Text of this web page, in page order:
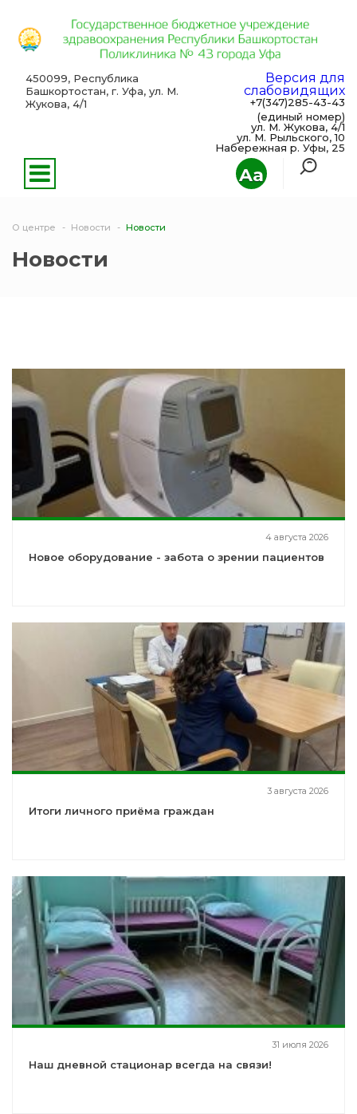
Aa
450099, Республика
Башкортостан, г. Уфа, ул. М.
Жукова, 4/1
Версия для
слабовидящих
+7(347)285-43-43
(единый номер)
ул. М. Жукова, 4/1
ул. М. Рыльского, 10
Набережная р. Уфы, 25
О центре Новости Новости
Новости
4 августа 2026
Новое оборудование - забота о зрении пациентов
3 августа 2026
Итоги личного приёма граждан
31 июля 2026
Наш дневной стационар всегда на связи!